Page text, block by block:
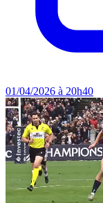
01/04/2026 à 20h40